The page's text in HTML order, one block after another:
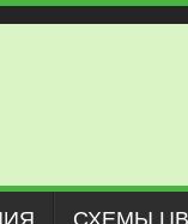
СХЕМЫ